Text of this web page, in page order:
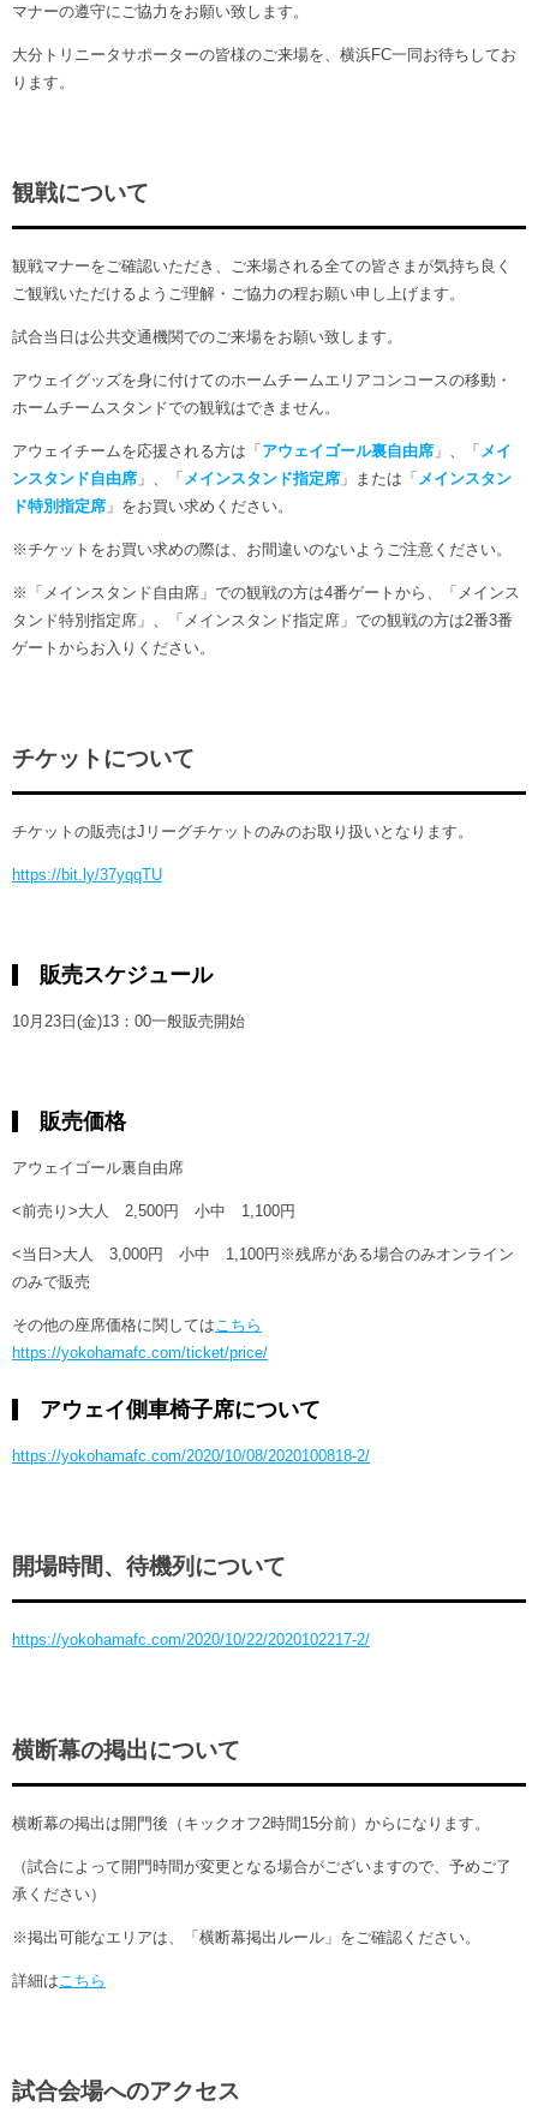
マナーの遵守にご協力をお願い致します。
大分トリニータサポーターの皆様のご来場を、横浜FC一同お待ちしてお
ります。
観戦について
観戦マナーをご確認いただき、ご来場される全ての皆さまが気持ち良く
ご観戦いただけるようご理解・ご協力の程お願い申し上げます。
試合当日は公共交通機関でのご来場をお願い致します。
アウェイグッズを身に付けてのホームチームエリアコンコースの移動・
ホームチームスタンドでの観戦はできません。
アウェイチームを応援される方は「 アウェイゴール裏自由席 」、「 メイ
ンスタンド自由席 」、「 メインスタンド指定席 」または「 メインスタン
ド特別指定席 」をお買い求めください。
※チケットをお買い求めの際は、お間違いのないようご注意ください。
※「メインスタンド自由席」での観戦の方は4番ゲートから、「メインス
タンド特別指定席」、「メインスタンド指定席」での観戦の方は2番3番
ゲートからお入りください。
チケットについて
チケットの販売はJリーグチケットのみのお取り扱いとなります。
https://bit.ly/37yqqTU
販売スケジュール
10月23日(金)13：00一般販売開始
販売価格
アウェイゴール裏自由席
<前売り>大人 2,500円 小中 1,100円
<当日>大人 3,000円 小中 1,100円※残席がある場合のみオンライン
のみで販売
その他の座席価格に関しては こちら
https://yokohamafc.com/ticket/price/
アウェイ側車椅子席について
https://yokohamafc.com/2020/10/08/2020100818-2/
開場時間、待機列について
https://yokohamafc.com/2020/10/22/2020102217-2/
横断幕の掲出について
横断幕の掲出は開門後（キックオフ2時間15分前）からになります。
（試合によって開門時間が変更となる場合がございますので、予めご了
承ください）
※掲出可能なエリアは、「横断幕掲出ルール」をご確認ください。
詳細は こちら
試合会場へのアクセス